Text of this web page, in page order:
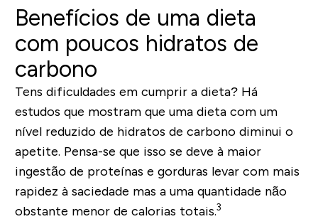
Benefícios de uma dieta
com poucos hidratos de
carbono
Tens dificuldades em cumprir a dieta? Há
estudos que mostram que uma dieta com um
nível reduzido de hidratos de carbono diminui o
apetite. Pensa-se que isso se deve à maior
ingestão de proteínas e gorduras levar com mais
rapidez à saciedade mas a uma quantidade não
obstante menor de calorias totais.3